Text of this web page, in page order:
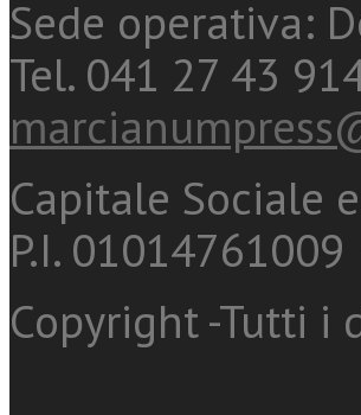
Sede operativa:
Tel. 041 27 43
Capitale Sociale
P.I.
Copyright -Tutti i